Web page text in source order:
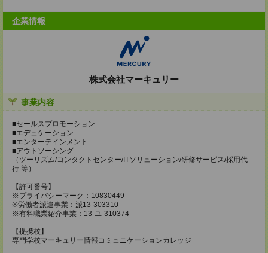
企業情報
株式会社マーキュリー
事業内容
■セールスプロモーション
■エデュケーション
■エンターテインメント
■アウトソーシング
（ツーリズム/コンタクトセンター/ITソリューション/研修サービス/採用代
行 等）
【許可番号】
※プライバシーマーク：10830449
※労働者派遣事業：派13-303310
※有料職業紹介事業：13-ユ-310374
【提携校】
専門学校マーキュリー情報コミュニケーションカレッジ